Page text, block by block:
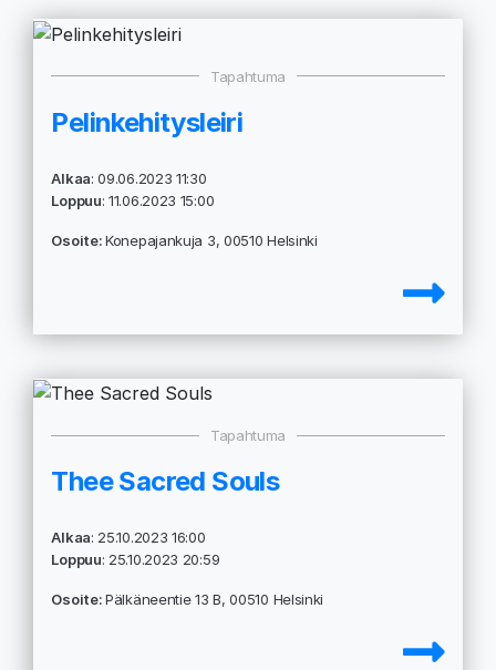
Tapahtuma
Pelinkehitysleiri
Alkaa: 09.06.2023 11:30
Loppuu: 11.06.2023 15:00
Osoite:Konepajankuja 3, 00510 Helsinki
Tapahtuma
Thee Sacred Souls
Alkaa: 25.10.2023 16:00
Loppuu: 25.10.2023 20:59
Osoite:Pälkäneentie 13 B, 00510 Helsinki